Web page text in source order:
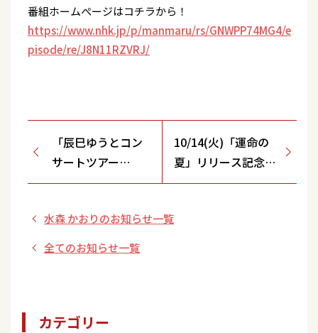
番組ホームぺージはコチラから！
https://www.nhk.jp/p/manmaru/rs/GNWPP74MG4/e
pisode/re/J8N11RZVRJ/
「辰巳ゆうとコン
サートツアー
2026」開催決定！
10/14(火)「運命の
夏」リリース記念
インターネットサイ
クターオンラインス
水森 かおりのお知らせ一覧
全てのお知らせ一覧
カテゴリー